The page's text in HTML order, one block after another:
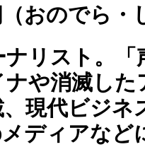
おのでら・
ナリスト。
ナや消滅し
現代ビジネ
ディアなど